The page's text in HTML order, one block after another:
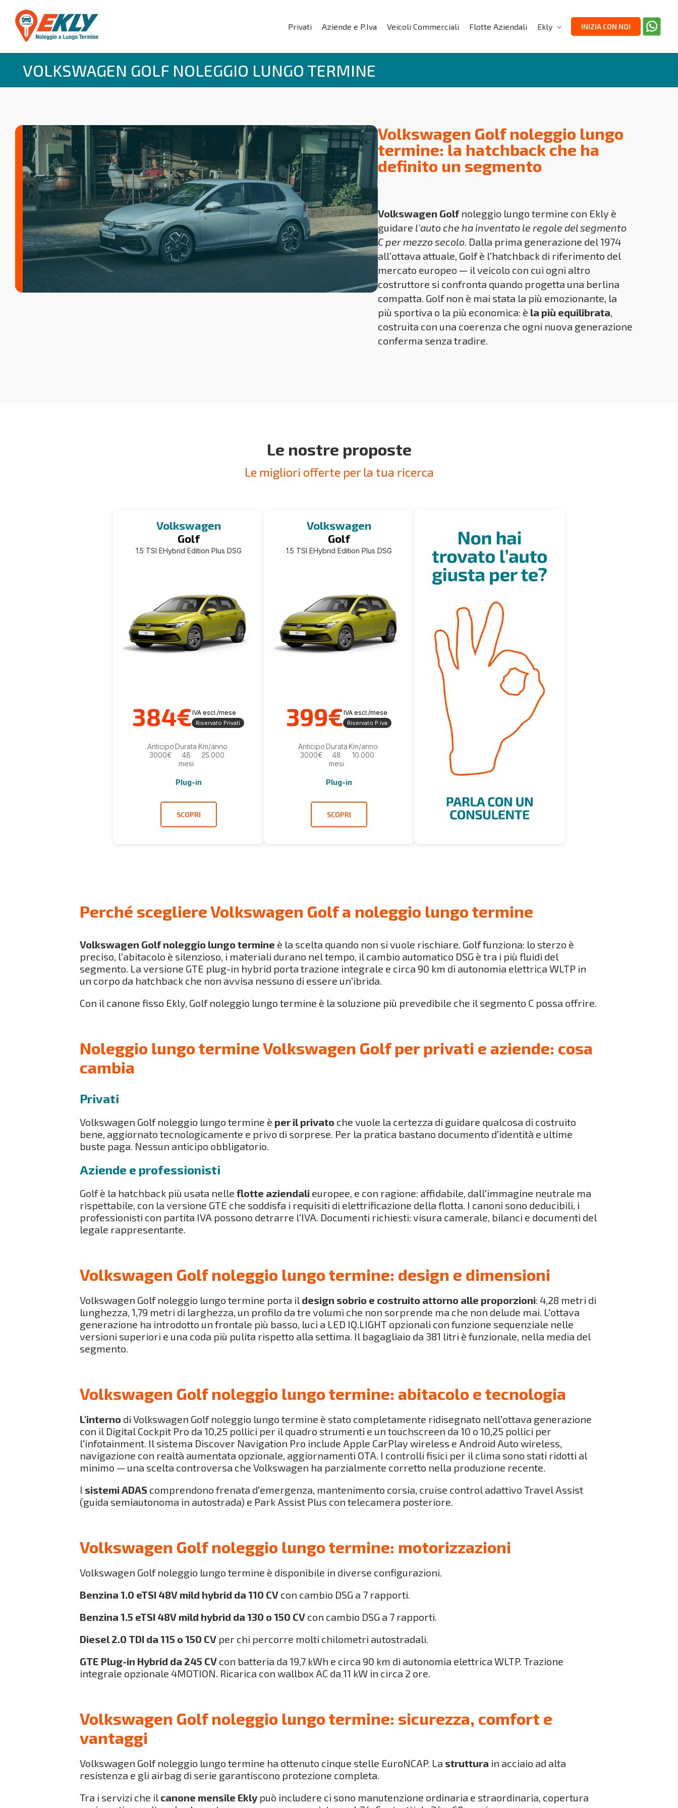
Privati Aziende e P.Iva Veicoli Commerciali Flotte Aziendali Ekly INIZIA CON NOI
VOLKSWAGEN GOLF NOLEGGIO LUNGO TERMINE
Volkswagen Golf noleggio lungo
termine: la hatchback che ha
definito un segmento
Volkswagen Golfnoleggio lungo termine con Ekly è
guidare l'auto che ha inventato le regole del segmento
C per mezzo secolo. Dalla prima generazione del 1974
all'ottava attuale, Golf è l'hatchback di riferimento del
mercato europeo — il veicolo con cui ogni altro
costruttore si confronta quando progetta una berlina
compatta. Golf non è mai stata la più emozionante, la
più sportiva o la più economica: è la più equilibrata,
costruita con una coerenza che ogni nuova generazione
conferma senza tradire.
Le nostre proposte
Le migliori offerte per la tua ricerca
Volkswagen
Golf
1.5 TSI EHybrid Edition Plus DSG
384€IVA escl./mese
Riservato Privati
Anticipo
3000€
Durata
48
mesi
Km/anno
25.000
Plug-in
SCOPRI
Volkswagen
Golf
1.5 TSI EHybrid Edition Plus DSG
399€IVA escl./mese
Riservato P.iva
Anticipo
3000€
Durata
48
mesi
Km/anno
10.000
Plug-in
SCOPRI
Perché scegliere Volkswagen Golf a noleggio lungo termine
Volkswagen Golf noleggio lungo termine è la scelta quando non si vuole rischiare. Golf funziona: lo sterzo è
preciso, l'abitacolo è silenzioso, i materiali durano nel tempo, il cambio automatico DSG è tra i più fluidi del
segmento. La versione GTE plug-in hybrid porta trazione integrale e circa 90 km di autonomia elettrica WLTP in
un corpo da hatchback che non avvisa nessuno di essere un'ibrida.
Con il canone fisso Ekly, Golf noleggio lungo termine è la soluzione più prevedibile che il segmento C possa offrire.
Noleggio lungo termine Volkswagen Golf per privati e aziende: cosa
cambia
Privati
Volkswagen Golf noleggio lungo termine è per il privato che vuole la certezza di guidare qualcosa di costruito
bene, aggiornato tecnologicamente e privo di sorprese. Per la pratica bastano documento d'identità e ultime
buste paga. Nessun anticipo obbligatorio.
Aziende e professionisti
Golf è la hatchback più usata nelleflotte aziendali europee, e con ragione: affidabile, dall'immagine neutrale ma
rispettabile, con la versione GTE che soddisfa i requisiti di elettrificazione della flotta. I canoni sono deducibili, i
professionisti con partita IVA possono detrarre l'IVA. Documenti richiesti: visura camerale, bilanci e documenti del
legale rappresentante.
Volkswagen Golf noleggio lungo termine: design e dimensioni
Volkswagen Golf noleggio lungo termine porta il design sobrio e costruito attorno alle proporzioni: 4,28 metri di
lunghezza, 1,79 metri di larghezza, un profilo da tre volumi che non sorprende ma che non delude mai. L'ottava
generazione ha introdotto un frontale più basso, luci a LED IQ.LIGHT opzionali con funzione sequenziale nelle
versioni superiori e una coda più pulita rispetto alla settima. Il bagagliaio da 381 litri è funzionale, nella media del
segmento.
Volkswagen Golf noleggio lungo termine: abitacolo e tecnologia
L'interno di Volkswagen Golf noleggio lungo termine è stato completamente ridisegnato nell'ottava generazione
con il Digital Cockpit Pro da 10,25 pollici per il quadro strumenti e un touchscreen da 10 o 10,25 pollici per
l'infotainment. Il sistema Discover Navigation Pro include Apple CarPlay wireless e Android Auto wireless,
navigazione con realtà aumentata opzionale, aggiornamenti OTA. I controlli fisici per il clima sono stati ridotti al
minimo — una scelta controversa che Volkswagen ha parzialmente corretto nella produzione recente.
I sistemi ADAS comprendono frenata d'emergenza, mantenimento corsia, cruise control adattivo Travel Assist
(guida semiautonoma in autostrada) e Park Assist Plus con telecamera posteriore.
Volkswagen Golf noleggio lungo termine: motorizzazioni
Volkswagen Golf noleggio lungo termine è disponibile in diverse configurazioni.
Benzina 1.0 eTSI 48V mild hybrid da 110 CV con cambio DSG a 7 rapporti.
Benzina 1.5 eTSI 48V mild hybrid da 130 o 150 CV con cambio DSG a 7 rapporti.
Diesel 2.0 TDI da 115 o 150 CV per chi percorre molti chilometri autostradali.
GTE Plug-in Hybrid da 245 CV con batteria da 19,7 kWh e circa 90 km di autonomia elettrica WLTP. Trazione
integrale opzionale 4MOTION. Ricarica con wallbox AC da 11 kW in circa 2 ore.
Volkswagen Golf noleggio lungo termine: sicurezza, comfort e
vantaggi
Volkswagen Golf noleggio lungo termine ha ottenuto cinque stelle EuroNCAP. La struttura in acciaio ad alta
resistenza e gli airbag di serie garantiscono protezione completa.
Tra i servizi che il canone mensile Ekly può includere ci sono manutenzione ordinaria e straordinaria, copertura